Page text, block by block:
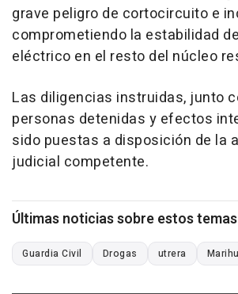
grave peligro de cortocircuito e
comprometiendo la estabilidad
eléctrico en el resto del núcleo
Las diligencias instruidas, junto
personas detenidas y efectos
sido puestas a disposición de la
judicial competente.
Últimas noticias sobre estos temas
Guardia Civil Drogas utrera